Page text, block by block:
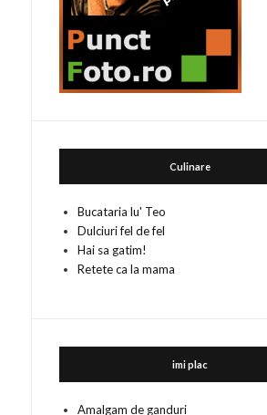
Culinare
Bucataria lu' Teo
Dulciuri fel de fel
Hai sa gatim!
Retete ca la mama
imi plac
Amalgam de ganduri